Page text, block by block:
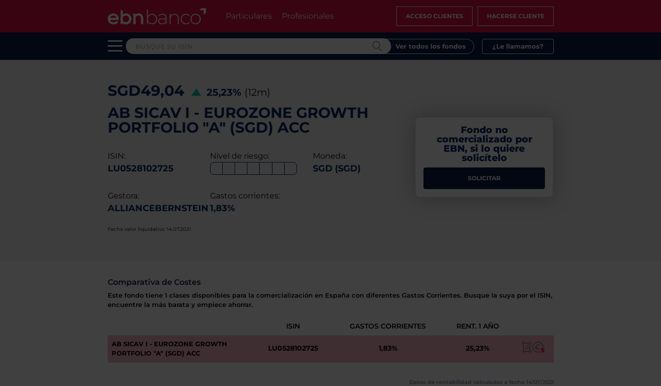
Particulares Profesionales ACCESO CLIENTES HACERSE CLIENTE
Ver todos los fondos ¿Le llamamos?
SGD49,04 25,23% (12m)
AB SICAV I - EUROZONE GROWTH
PORTFOLIO "A" (SGD) ACC
ISIN:
LU0528102725
Nivel de riesgo: Moneda:
SGD (SGD)
Gestora:
ALLIANCEBERNSTEIN
Gastos corrientes:
1,83%
Fecha valor liquidativo: 14.07.2021
Fondo no
comercializado por
EBN, si lo quiere
solicítelo
SOLICITAR
Comparativa de Costes
Este fondo tiene 1 clases disponibles para la comercialización en España con diferentes Gastos Corrientes. Busque la suya por el ISIN,
encuentre la más barata y empiece ahorrar.
ISIN GASTOS CORRIENTES RENT. 1 AÑO
AB SICAV I - EUROZONE GROWTH
PORTFOLIO "A" (SGD) ACC
LU0528102725 1,83% 25,23%
Datos de rentabilidad calculados a fecha 14/07/2021